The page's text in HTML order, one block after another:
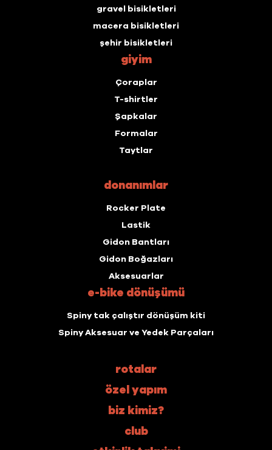
gravel bisikletleri
macera bisikletleri
şehir bisikletleri
giyim
Çoraplar
T-shirtler
Şapkalar
Formalar
Taytlar
donanımlar
Rocker Plate
Lastik
Gidon Bantları
Gidon Boğazları
Aksesuarlar
e-bike dönüşümü
Spiny tak çalıştır dönüşüm kiti
Spiny Aksesuar ve Yedek Parçaları
rotalar
özel yapım
biz kimiz?
club